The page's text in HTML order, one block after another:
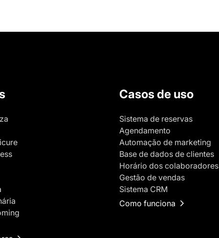
Casos de uso
Sistema de reservas
Agendamento
Automação de marketing
Base de dados de clientes
Horário dos colaboradores
Gestão de vendas
Sistema CRM
Como funciona